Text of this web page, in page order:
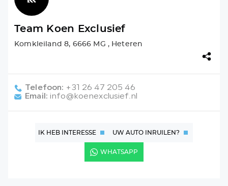
Team Koen Exclusief
Komkleiland 8, 6666 MG , Heteren
Telefoon: +31 26 47 205 46
Email: info@koenexclusief.nl
IK HEB INTERESSE UW AUTO INRUILEN?
WHATSAPP